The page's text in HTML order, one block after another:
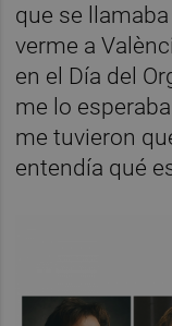
que se
verme a
en el Día del
me lo
me tuvieron
entendía qué